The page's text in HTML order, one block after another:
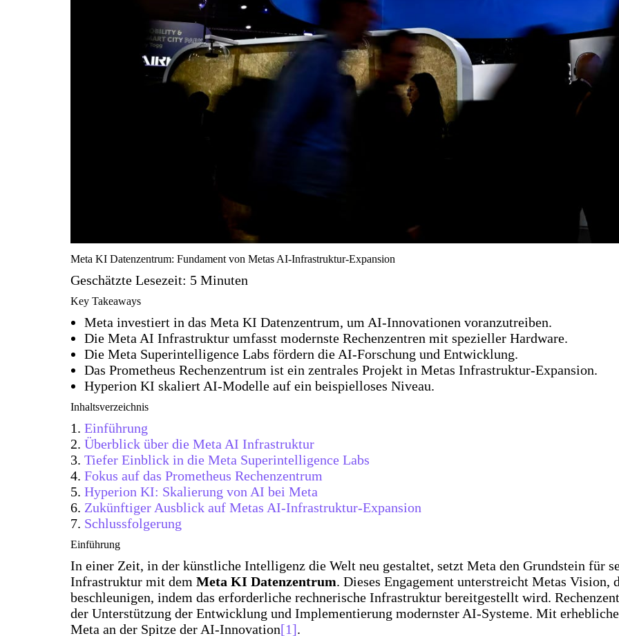
Meta KI Datenzentrum: Fundament von Metas AI-Infrastruktur-Expansion
Geschätzte Lesezeit: 5 Minuten
Key Takeaways
Meta investiert in das Meta KI Datenzentrum, um AI-Innovationen voranzutreiben.
Die Meta AI Infrastruktur umfasst modernste Rechenzentren mit spezieller Hardware.
Die Meta Superintelligence Labs fördern die AI-Forschung und Entwicklung.
Das Prometheus Rechenzentrum ist ein zentrales Projekt in Metas Infrastruktur-Expansion.
Hyperion KI skaliert AI-Modelle auf ein beispielloses Niveau.
Inhaltsverzeichnis
Einführung
Überblick über die Meta AI Infrastruktur
Tiefer Einblick in die Meta Superintelligence Labs
Fokus auf das Prometheus Rechenzentrum
Hyperion KI: Skalierung von AI bei Meta
Zukünftiger Ausblick auf Metas AI-Infrastruktur-Expansion
Schlussfolgerung
Einführung
In einer Zeit, in der künstliche Intelligenz die Welt neu gestaltet, setzt Meta den Grundstein für
Infrastruktur mit dem Meta KI Datenzentrum. Dieses Engagement unterstreicht Metas
beschleunigen, indem das erforderliche rechnerische Infrastruktur bereitgestellt wird.
der Unterstützung der Entwicklung und Implementierung modernster AI-Systeme. Mit
Meta an der Spitze der AI-Innovation[1].